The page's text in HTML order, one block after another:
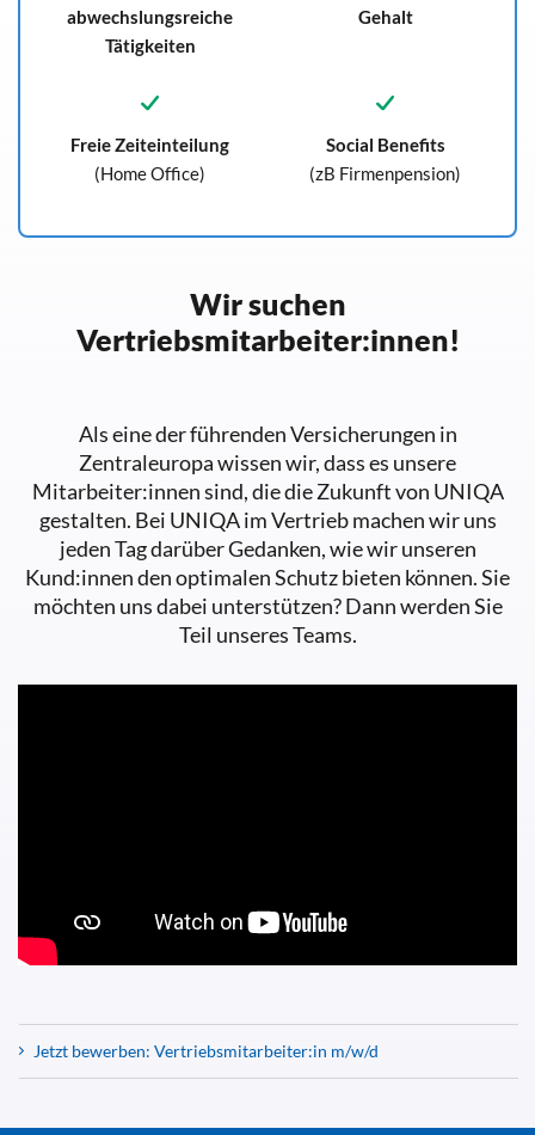
abwechslungsreiche
Tätigkeiten
Gehalt
Freie Zeiteinteilung
(Home Office)
Social Benefits
(zB Firmenpension)
Wir suchen
Vertriebsmitarbeiter:innen!
Als eine der führenden Versicherungen in
Zentraleuropa wissen wir, dass es unsere
Mitarbeiter:innen sind, die die Zukunft von UNIQA
gestalten. Bei UNIQA im Vertrieb machen wir uns
jeden Tag darüber Gedanken, wie wir unseren
Kund:innen den optimalen Schutz bieten können. Sie
möchten uns dabei unterstützen? Dann werden Sie
Teil unseres Teams.
Jetzt bewerben: Vertriebsmitarbeiter:in m/w/d